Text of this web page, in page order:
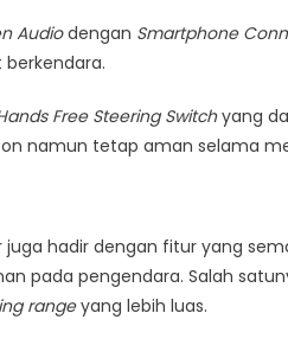
Audiodengan Smartphone
Free Steering Switchyang
namun tetap aman selama
hadir dengan fitur yang
pada pengendara. Salah
rangeyang lebih luas.